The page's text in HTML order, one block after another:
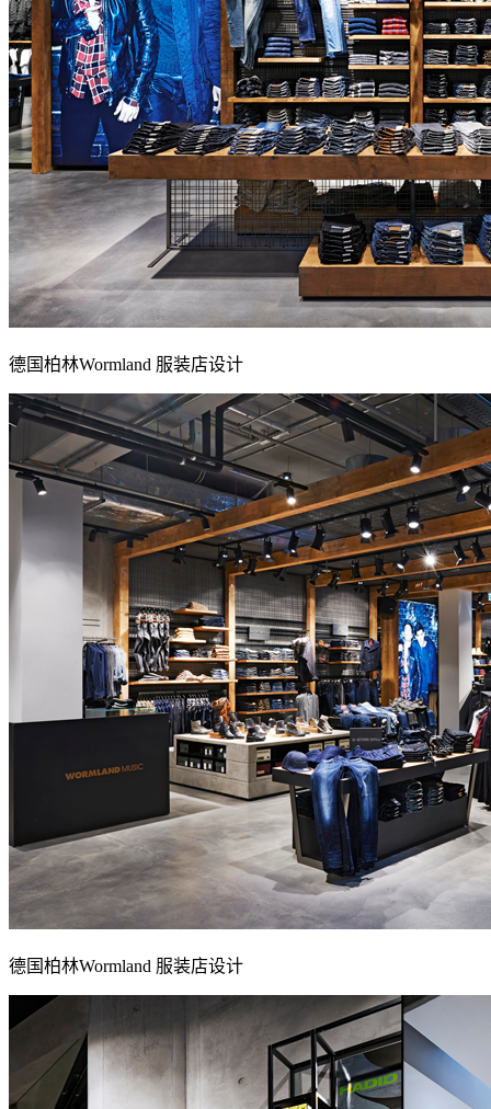
德国柏林Wormland 服装店设计
德国柏林Wormland 服装店设计